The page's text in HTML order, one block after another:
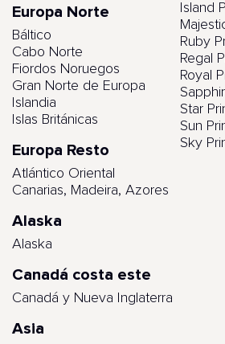
Europa Norte
Báltico
Cabo Norte
Fiordos Noruegos
Gran Norte de Europa
Islandia
Islas Británicas
Europa Resto
Atlántico Oriental
Canarias, Madeira, Azores
Alaska
Alaska
Canadá costa este
Canadá y Nueva Inglaterra
Asia
Island
Ruby
Regal
Royal
Star
Sun
Sky